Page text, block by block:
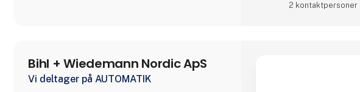
2 kontakt­personer
Bihl + Wiedemann Nordic ApS
Vi deltager på AUTOMATIK